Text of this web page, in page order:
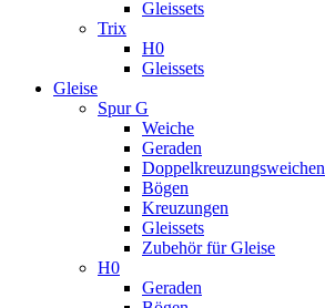
Gleissets
Trix
H0
Gleissets
Gleise
Spur G
Weiche
Geraden
Doppelkreuzungsweichen
Bögen
Kreuzungen
Gleissets
Zubehör für Gleise
H0
Geraden